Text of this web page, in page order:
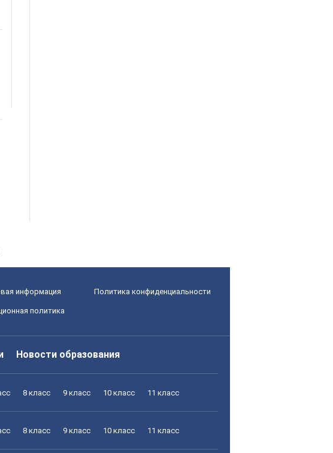
информация Политика конфиденциальности
политика
Новости образования
8 класс 9 класс 10 класс 11 класс
8 класс 9 класс 10 класс 11 класс